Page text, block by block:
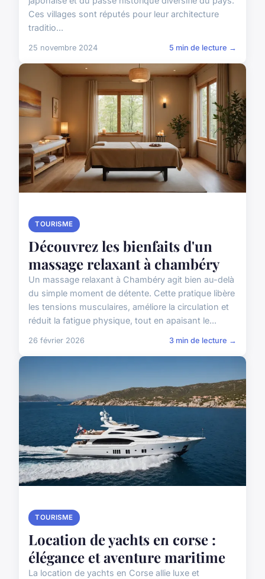
Ces villages sont réputés pour leur architecture
traditio...
25 novembre 2024 5 min de lecture →
TOURISME
Découvrez les bienfaits d'un
massage relaxant à chambéry
Un massage relaxant à Chambéry agit bien au-delà
du simple moment de détente. Cette pratique libère
les tensions musculaires, améliore la circulation et
réduit la fatigue physique, tout en apaisant le...
26 février 2026 3 min de lecture →
TOURISME
Location de yachts en corse :
élégance et aventure maritime
La location de yachts en Corse allie luxe et